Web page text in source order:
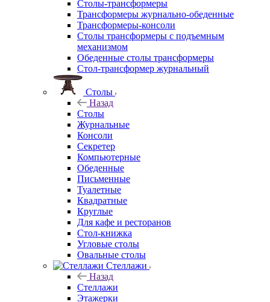
Столы-трансформеры
Трансформеры журнально-обеденные
Трансформеры-консоли
Столы трансформеры с подъемным
механизмом
Обеденные столы трансформеры
Стол-трансформер журнальный
Столы
Назад
Столы
Журнальные
Консоли
Секретер
Компьютерные
Обеденные
Письменные
Туалетные
Квадратные
Круглые
Для кафе и ресторанов
Стол-книжка
Угловые столы
Овальные столы
Стеллажи
Назад
Стеллажи
Этажерки